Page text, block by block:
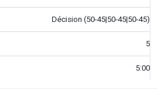
Décision (50-45|50-45|50-45)
5
5:00